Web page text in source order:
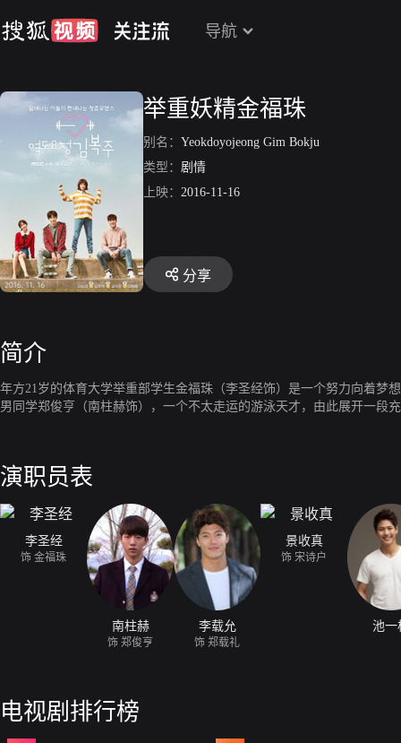
导航
举重妖精金福珠
别名： Yeokdoyojeong Gim Bokju
类型： 剧情
上映： 2016-11-16
分享
简介
年方21岁的体育大学举重部学生金福珠（李圣经饰）是一个努力向着梦
男同学郑俊亨（南柱赫饰），一个不太走运的游泳天才，由此展开一段
演职员表
李圣经
饰 金福珠
南柱赫
饰 郑俊亨
李载允
饰 郑载礼
景收真
饰 宋诗户
池一
电视剧排行榜